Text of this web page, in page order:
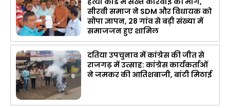
सीरवी समाज ने SDM और विधायक को
सौंपा ज्ञापन, 28 गांव से बड़ी संख्या में
समाजजन हुए शामिल
दतिया उपचुनाव में कांग्रेस की जीत से
राजगढ़ में उत्साह: कांग्रेस कार्यकर्ताओं
ने जमकर की आतिशबाजी, बांटी मिठाई